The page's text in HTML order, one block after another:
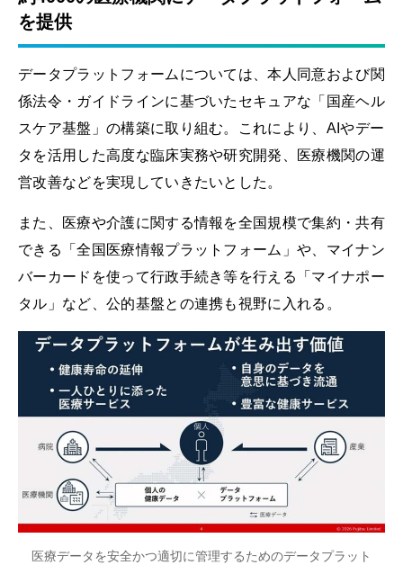
を提供
データプラットフォームについては、本人同意および関
係法令・ガイドラインに基づいたセキュアな「国産ヘル
スケア基盤」の構築に取り組む。これにより、AIやデー
タを活用した高度な臨床実務や研究開発、医療機関の運
営改善などを実現していきたいとした。
また、医療や介護に関する情報を全国規模で集約・共有
できる「全国医療情報プラットフォーム」や、マイナン
バーカードを使って行政手続き等を行える「マイナポー
タル」など、公的基盤との連携も視野に入れる。
医療データを安全かつ適切に管理するためのデータプラット